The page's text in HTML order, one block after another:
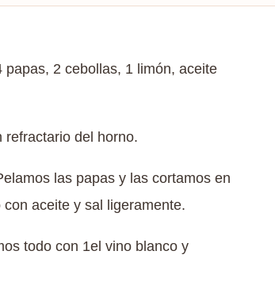
2 cebollas, 1 limón, aceite
refractario del horno.
las papas y las cortamos en
aceite y sal ligeramente.
todo con 1el vino blanco y